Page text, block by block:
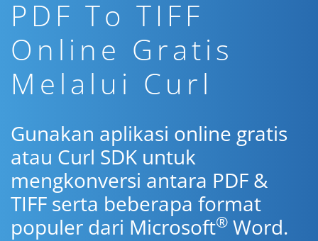
PDF To TIFF
Online Gratis
Melalui Curl
Gunakan aplikasi online gratis
atau Curl SDK untuk
mengkonversi antara PDF &
TIFF serta beberapa format
populer dari Microsoft® Word.